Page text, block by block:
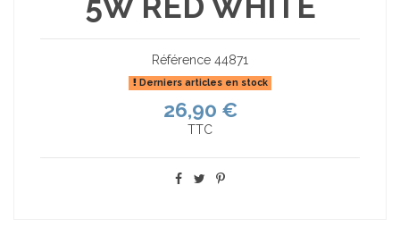
Référence 44871
Derniers articles en stock
26,90 €
TTC